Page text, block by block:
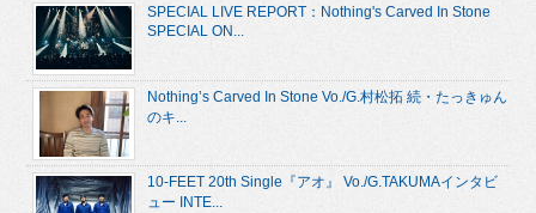
SPECIAL LIVE REPORT：Nothing's Carved In Stone
SPECIAL ON...
Nothing’s Carved In Stone Vo./G.村松拓 続・たっきゅん
のキ...
10-FEET 20th Single『アオ』 Vo./G.TAKUMAインタビ
ュー INTE...